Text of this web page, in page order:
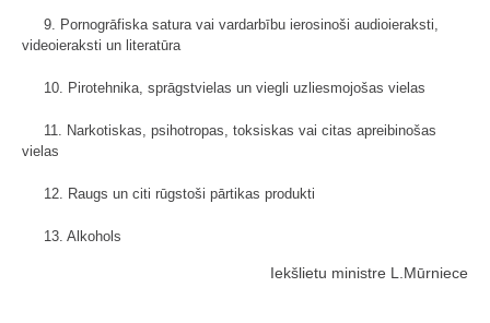
9. Pornogrāfiska satura vai vardarbību ierosinoši audioieraksti,
videoieraksti un literatūra
10. Pirotehnika, sprāgstvielas un viegli uzliesmojošas vielas
11. Narkotiskas, psihotropas, toksiskas vai citas apreibinošas
vielas
12. Raugs un citi rūgstoši pārtikas produkti
13. Alkohols
Iekšlietu ministre L.Mūrniece